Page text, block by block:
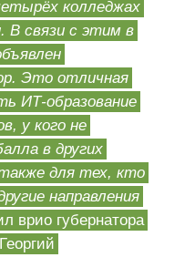
колледжах
В связи с этим в
Это отличная
ИТ-образование
у кого не
в других
для тех, кто
направления
врио губернатора